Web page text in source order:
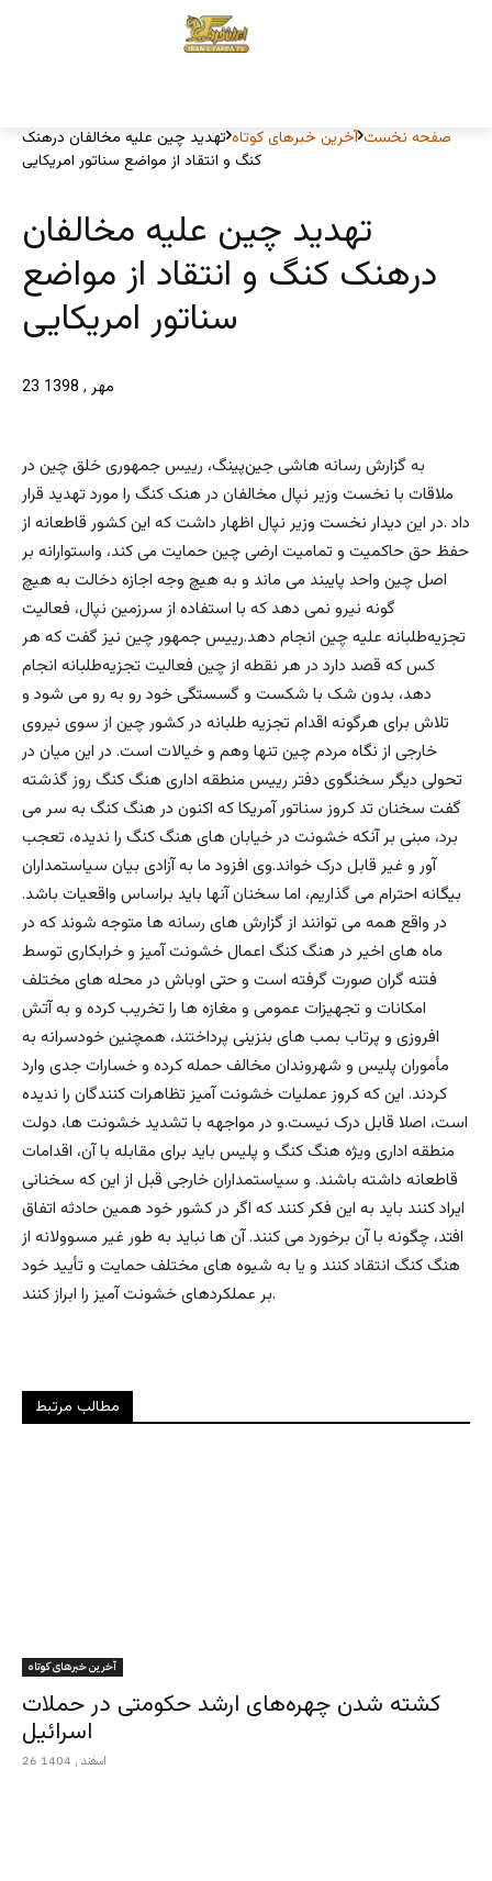
صفحه نخست آخرین خبرهای کوتاه تهدید چین علیه مخالفان درهنک
کنگ و انتقاد از مواضع سناتور امریکایی
تهدید چین علیه مخالفان
درهنک کنگ و انتقاد از مواضع
سناتور امریکایی
23 مهر , 1398
به گزارش رسانه هاشی جین‌پینگ، رییس جمهوری خلق چین در
ملاقات با نخست وزیر نپال مخالفان در هنک کنگ را مورد تهدید قرار
داد .در این دیدار نخست وزیر نپال اظهار داشت که این کشور قاطعانه از
حفظ حق حاکمیت و تمامیت ارضی چین حمایت می کند، واستوارانه بر
اصل چین واحد پایبند می ماند و به هیچ وجه اجازه دخالت به هیچ
گونه نیرو نمی دهد که با استفاده از سرزمین نپال، فعالیت
تجزیه‌طلبانه علیه چین انجام دهد.رییس جمهور چین نیز گفت که هر
کس که قصد دارد در هر نقطه از چین فعالیت تجزیه‌طلبانه انجام
دهد، بدون شک با شکست و گسستگی خود رو به رو می شود و
تلاش برای هرگونه اقدام تجزیه طلبانه در کشور چین از سوی نیروی
خارجی از نگاه مردم چین تنها وهم و خیالات است. در این میان در
تحولی دیگر سخنگوی دفتر رییس منطقه اداری هنگ کنگ روز گذشته
گفت سخنان تد کروز سناتور آمریکا که اکنون در هنگ کنگ به سر می
برد، مبنی بر آنکه خشونت در خیابان های هنگ کنگ را ندیده، تعجب
آور و غیر قابل درک خواند.وی افزود ما به آزادی بیان سیاستمداران
بیگانه احترام می گذاریم، اما سخنان آنها باید براساس واقعیات باشد.
در واقع همه می توانند از گزارش های رسانه ها متوجه شوند که در
ماه های اخیر در هنگ کنگ اعمال خشونت آمیز و خرابکاری توسط
فتنه گران صورت گرفته است و حتی اوباش در محله های مختلف
امکانات و تجهیزات عمومی و مغازه ها را تخریب کرده و به آتش
افروزی و پرتاب بمب های بنزینی پرداختند، همچنین خودسرانه به
مأموران پلیس و شهروندان مخالف حمله کرده و خسارات جدی وارد
کردند. این که کروز عملیات خشونت آمیز تظاهرات کنندگان را ندیده
است، اصلا قابل درک نیست.و در مواجهه با تشدید خشونت ها، دولت
منطقه اداری ویژه هنگ کنگ و پلیس باید برای مقابله با آن، اقدامات
قاطعانه داشته باشند. و سیاستمداران خارجی قبل از این که سخنانی
ایراد کنند باید به این فکر کنند که اگر در کشور خود همین حادثه اتفاق
افتد، چگونه با آن برخورد می کنند. آن ها نباید به طور غیر مسوولانه از
هنگ کنگ انتقاد کنند و یا به شیوه های مختلف حمایت و تأیید خود
بر عملکردهای خشونت آمیز را ابراز کنند.
مطالب مرتبط
آخرین خبرهای کوتاه
کشته شدن چهره‌های ارشد حکومتی در حملات
اسرائیل
26 اسفند , 1404